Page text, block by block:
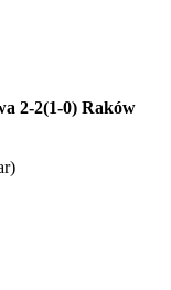
2-2(1-0) Raków